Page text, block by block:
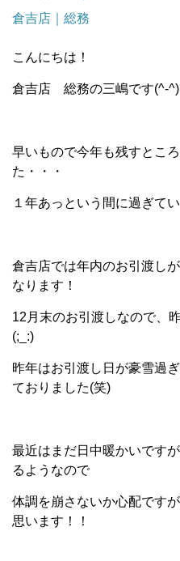
倉吉店｜総務
こんにちは！
倉吉店 総務の三嶋です(^-^)
早いもので今年も残すとこ
た・・・
１年あっという間に過ぎて
倉吉店では年内のお引渡し
なります！
12月末のお引渡しなので、
(;_:)
昨年はお引渡し日が豪雪過
ておりました(笑)
最近はまだ日中暖かいです
るようなので
体調を崩さないか心配です
思います！！